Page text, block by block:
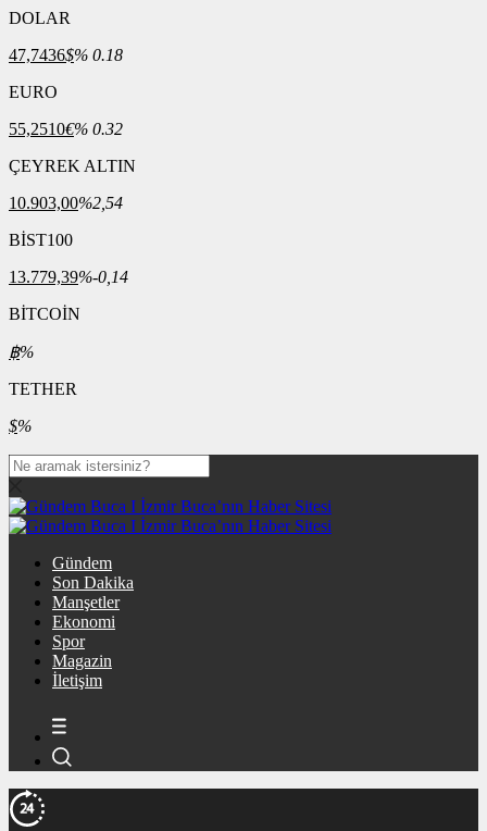
DOLAR
47,7436$% 0.18
EURO
55,2510€% 0.32
ÇEYREK ALTIN
10.903,00%2,54
BİST100
13.779,39%-0,14
BİTCOİN
฿%
TETHER
$%
Gündem
Son Dakika
Manşetler
Ekonomi
Spor
Magazin
İletişim